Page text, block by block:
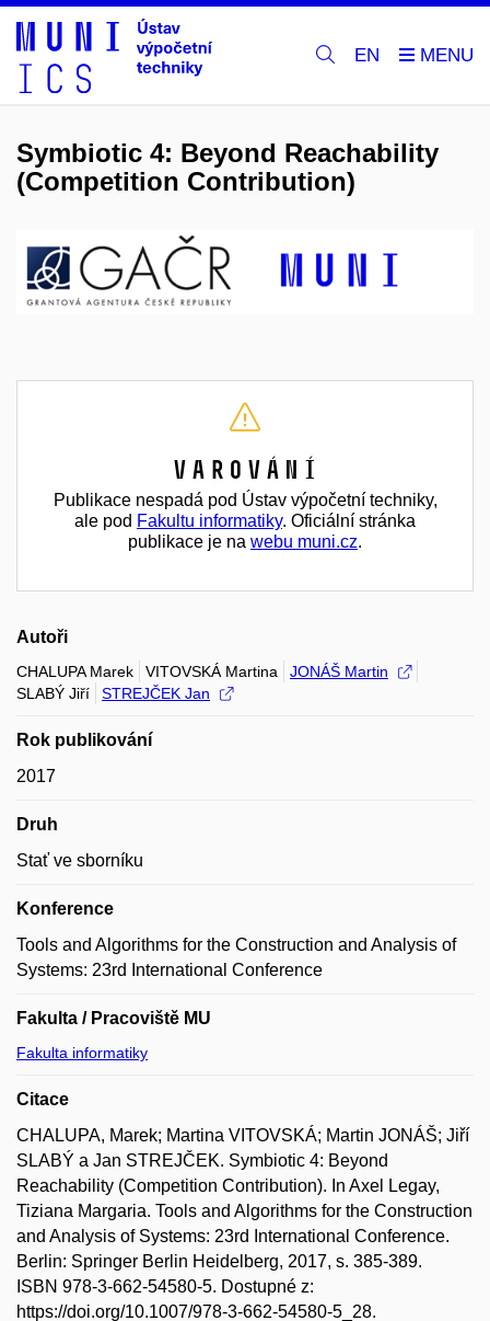
EN
Symbiotic 4: Beyond Reachability
(Competition Contribution)
Varování
Publikace nespadá pod Ústav výpočetní techniky,
ale pod Fakultu informatiky. Oficiální stránka
publikace je na webu muni.cz.
Autoři
CHALUPA Marek VITOVSKÁ Martina
JONÁŠ Martin
SLABÝ Jiří
STREJČEK Jan
Rok publikování
2017
Druh
Stať ve sborníku
Konference
Tools and Algorithms for the Construction and Analysis of
Systems: 23rd International Conference
Fakulta / Pracoviště MU
Fakulta informatiky
Citace
CHALUPA, Marek; Martina VITOVSKÁ; Martin JONÁŠ; Jiří
SLABÝ a Jan STREJČEK. Symbiotic 4: Beyond
Reachability (Competition Contribution). In Axel Legay,
Tiziana Margaria. Tools and Algorithms for the Construction
and Analysis of Systems: 23rd International Conference.
Berlin: Springer Berlin Heidelberg, 2017, s. 385-389.
ISBN 978-3-662-54580-5. Dostupné z:
https://doi.org/10.1007/978-3-662-54580-5_28.